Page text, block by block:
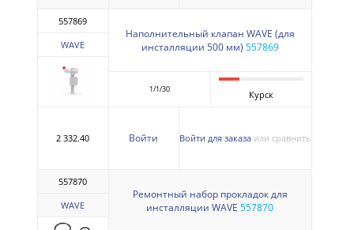
557869
WAVE
Наполнительный клапан WAVE (для
инсталляции 500 мм) 557869
1/1/30 Курск
2 332.40 Войти Войти для заказа или сравнить
557870
WAVE
Ремонтный набор прокладок для
инсталляции WAVE 557870